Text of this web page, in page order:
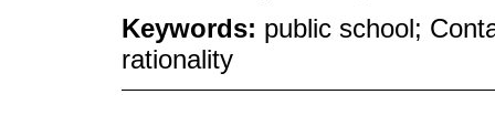
Keywords: public school;
rationality